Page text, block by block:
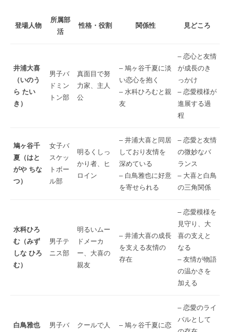
登場人物
所属部
活
性格・役割 関係性 見どころ
井浦大喜
（いのう
ら たい
き）
男子バ
ドミン
トン部
真面目で努
力家、主人
公
– 鳩ヶ谷千夏に淡
い恋心を抱く
– 水科ひろむと親
友
– 恋心と友情
が成長のき
っかけ
– 恋愛模様が
進展する過
程
鳩ヶ谷千
夏（はと
がや ちな
つ）
女子バ
スケッ
トボー
ル部
明るくしっ
かり者、ヒ
ロイン
– 井浦大喜と同居
しており友情を
深めている
– 白鳥雅也に好意
を寄せられる
– 恋愛と友情
の微妙なバ
ランス
– 大喜と白鳥
の三角関係
水科ひろ
む（みず
しな ひろ
む）
男子テ
ニス部
明るいムー
ドメーカ
ー、大喜の
親友
– 井浦大喜の成長
を支える友情の
存在
– 恋愛模様を
見守り、大
喜の支えと
なる
– 友情が物語
の温かさを
加える
白鳥雅也 男子バ クールで人 – 鳩ヶ谷千夏に恋
– 恋愛のライ
バルとして